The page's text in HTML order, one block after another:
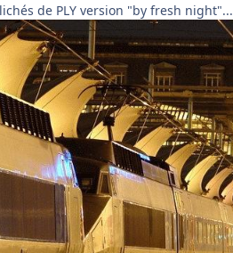
de PLY version "by fresh night"...